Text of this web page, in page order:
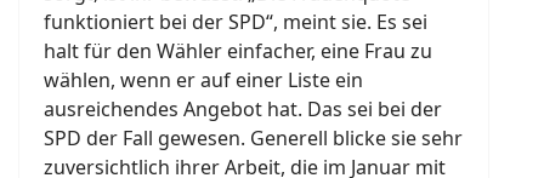
funktioniert bei der SPD“, meint sie. Es sei
halt für den Wähler einfacher, eine Frau zu
wählen, wenn er auf einer Liste ein
ausreichendes Angebot hat. Das sei bei der
SPD der Fall gewesen. Generell blicke sie sehr
zuversichtlich ihrer Arbeit, die im Januar mit